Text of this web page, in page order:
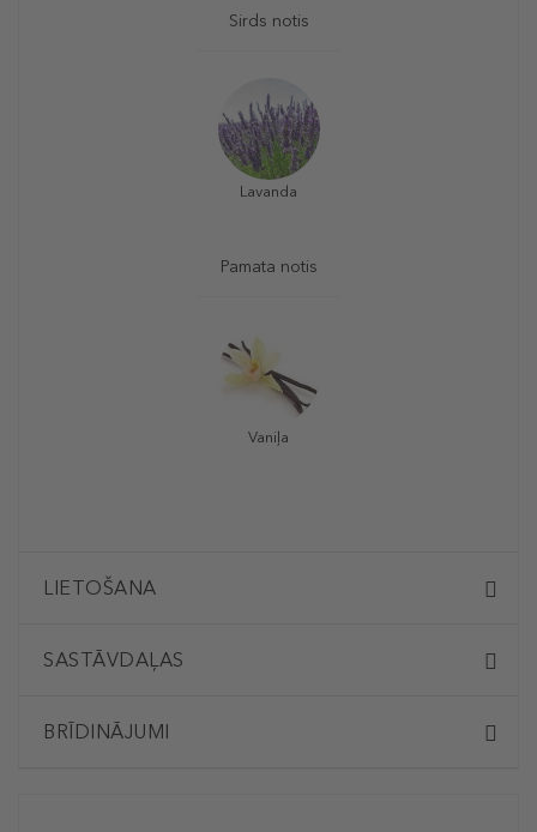
Sirds notis
Lavanda
Pamata notis
Vaniļa
LIETOŠANA
SASTĀVDAĻAS
BRĪDINĀJUMI